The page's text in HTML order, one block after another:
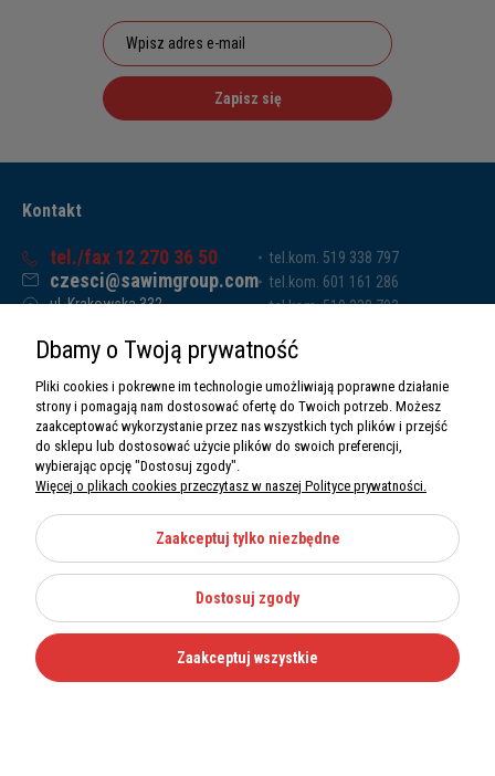
Zapisz się
Kontakt
tel./fax 12 270 36 50
czesci@sawimgroup.com
ul. Krakowska 332,
Sawim Group Mariusz Zdyb sp. k.
NIP: 5130284470
REGON: 5246591010
tel.kom. 519 338 797
tel.kom. 601 161 286
tel.kom. 519 338 793
O nas
Informacje
Moje konto
Kategorie
Dbamy o Twoją prywatność
Pliki cookies i pokrewne im technologie umożliwiają poprawne działanie
strony i pomagają nam dostosować ofertę do Twoich potrzeb. Możesz
zaakceptować wykorzystanie przez nas wszystkich tych plików i przejść
do sklepu lub dostosować użycie plików do swoich preferencji,
wybierając opcję "Dostosuj zgody".
Więcej o plikach cookies przeczytasz w naszej Polityce prywatności.
Zaakceptuj tylko niezbędne
Dostosuj zgody
Zaakceptuj wszystkie